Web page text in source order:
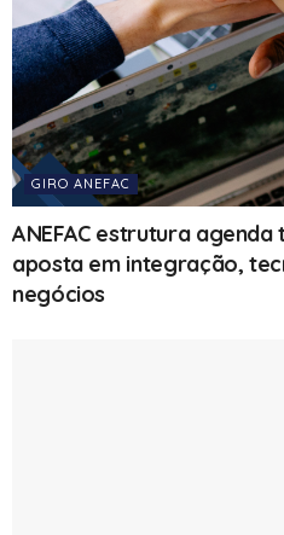
GIRO ANEFAC
ANEFAC estrutura
aposta em integração,
negócios